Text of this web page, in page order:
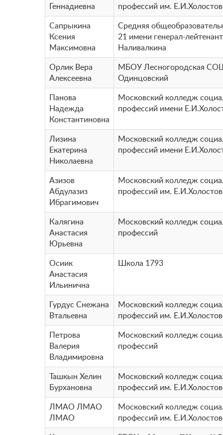
Геннадиевна
профессий им.
Сапрыкина
Ксения
Максимовна
Средняя
21 имени генерал-
Наливалкина
Орлик Вера
Алексеевна
МБОУ Лесногородская
Одинцовский
Панова
Надежда
Константиновна
Московский колледж
профессий имени
Лизина
Екатерина
Николаевна
Московский колледж
профессий имени
Азизов
Абдулазиз
Ибрагимович
Московский колледж
профессий им.
Калягина
Анастасия
Юрьевна
Московский колледж
профессий
Осиик
Анастасия
Ильинична
Школа 1793
Гурдус Снежана
Втальевна
Московский колледж
профессий им.
Петрова
Валерия
Владимировна
Московский колледж
профессий
Ташкын Хелин
Бурхановна
Московский колледж
профессий им.
ЛМАО ЛМАО
ЛМАО
Московский колледж
профессий им.